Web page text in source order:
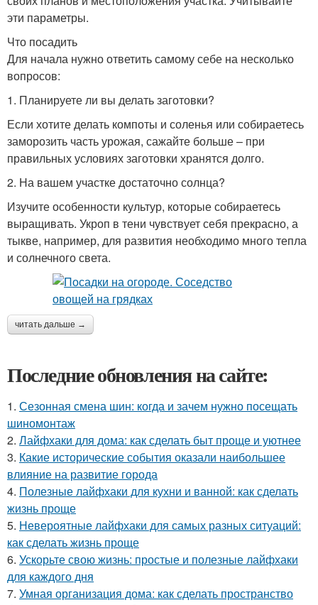
эти параметры.
Что посадить
Для начала нужно ответить самому себе на несколько
вопросов:
1. Планируете ли вы делать заготовки?
Если хотите делать компоты и соленья или собираетесь
заморозить часть урожая, сажайте больше – при
правильных условиях заготовки хранятся долго.
2. На вашем участке достаточно солнца?
Изучите особенности культур, которые собираетесь
выращивать. Укроп в тени чувствует себя прекрасно, а
тыкве, например, для развития необходимо много тепла
и солнечного света.
читать дальше →
Последние обновления на сайте:
1. Сезонная смена шин: когда и зачем нужно посещать
шиномонтаж
2. Лайфхаки для дома: как сделать быт проще и уютнее
3. Какие исторические события оказали наибольшее
влияние на развитие города
4. Полезные лайфхаки для кухни и ванной: как сделать
жизнь проще
5. Невероятные лайфхаки для самых разных ситуаций:
как сделать жизнь проще
6. Ускорьте свою жизнь: простые и полезные лайфхаки
для каждого дня
7. Умная организация дома: как сделать пространство